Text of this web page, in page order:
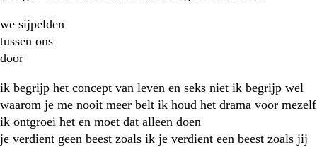
we sijpelden
tussen ons
door
ik begrijp het concept van leven en seks niet ik begrijp wel
waarom je me nooit meer belt ik houd het drama voor mezelf
ik ontgroei het en moet dat alleen doen
je verdient geen beest zoals ik je verdient een beest zoals jij